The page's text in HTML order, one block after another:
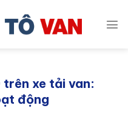
trên xe tải van:
động